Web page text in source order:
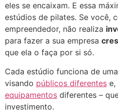
eles se encaixam. E essa
estúdios de pilates. Se você,
empreendedor, não realiza
para fazer a sua empresa
que ela o faça por si só.
Cada estúdio funciona de
visando públicos diferentes e,
equipamentos diferentes –
investimento.